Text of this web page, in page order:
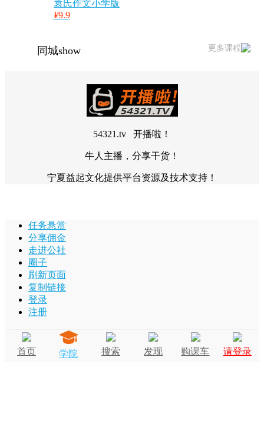
袁氏作文小学版
¥9.9
更多课程
同城show
54321.tv 开播啦！
牛人主播，分享干货！
宁夏益起文化提供平台资源及技术支持！
任务悬赏
分享佣金
走进公社
圈子
刷新页面
复制链接
登录
注册
首页 学院 搜索 发现 购课车 请登录